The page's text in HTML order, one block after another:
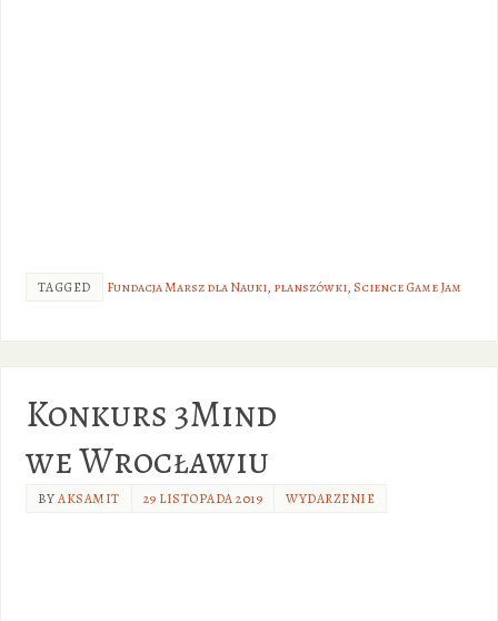
TAGGED Fundacja Marsz dla Nauki, planszówki, Science Game Jam
Konkurs 3Mind
we Wrocławiu
BYAKSAMIT 29 LISTOPADA 2019 WYDARZENIE